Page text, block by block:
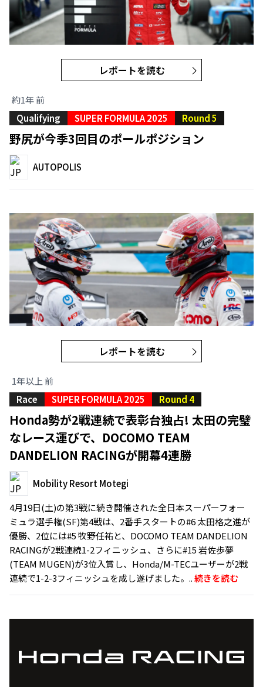
レポートを読む
約1年 前
Qualifying
SUPER FORMULA 2025 Round 5
野尻が今季3回目のポールポジション
AUTOPOLIS
レポートを読む
1年以上 前
Race
SUPER FORMULA 2025 Round 4
Honda勢が2戦連続で表彰台独占! 太田の完璧
なレース運びで、DOCOMO TEAM
DANDELION RACINGが開幕4連勝
Mobility Resort Motegi
4月19日(土)の第3戦に続き開催された全日本スーパーフォー
ミュラ選手権(SF)第4戦は、2番手スタートの#6 太田格之進が
優勝、2位には#5 牧野任祐と、DOCOMO TEAM DANDELION
RACINGが2戦連続1-2フィニッシュ、さらに#15 岩佐歩夢
(TEAM MUGEN)が3位入賞し、Honda/M-TECユーザーが2戦
連続で1-2-3フィニッシュを成し遂げました。..続きを読む